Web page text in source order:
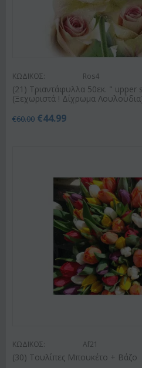
ΚΩΔΙΚΟΣ: Ros4
(21) Τριαντάφυλλα 50εκ. "
(Ξεχωριστά ! Δίχρωμα
€60.00 €44.99
ΚΩΔΙΚΟΣ: Af21
(30) Τουλίπες Μπουκέτο + Βάζο